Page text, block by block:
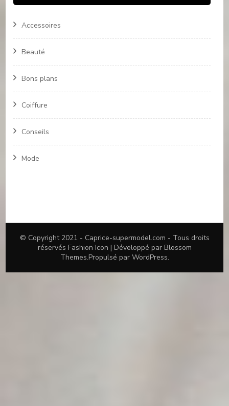
Accessoires
Beauté
Bons plans
Coiffure
Conseils
Mode
© Copyright 2021 - Caprice-supermodel.com - Tous droits
réservés Fashion Icon | Développé par Blossom
Themes.Propulsé par WordPress.